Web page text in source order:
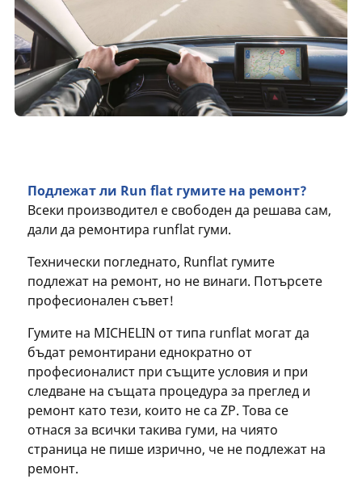
Подлежат ли Run flat гумите на ремонт?
Всеки производител е свободен да решава сам,
дали да ремонтира runflat гуми.
Технически погледнато, Runflat гумите
подлежат на ремонт, но не винаги. Потърсете
професионален съвет!
Гумите на MICHELIN от типа runflat могат да
бъдат ремонтирани еднократно от
професионалист при същите условия и при
следване на същата процедура за преглед и
ремонт като тези, които не са ZP. Това се
отнася за всички такива гуми, на чиято
страница не пише изрично, че не подлежат на
ремонт.